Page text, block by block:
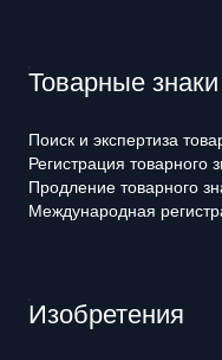
Товарные знаки
Поиск и экспертиза
Регистрация товарного
Продление товарного
Международная
Изобретения